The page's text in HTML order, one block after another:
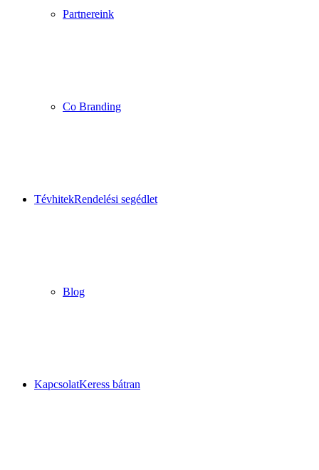
Partnereink
Co Branding
TévhitekRendelési segédlet
Blog
KapcsolatKeress bátran